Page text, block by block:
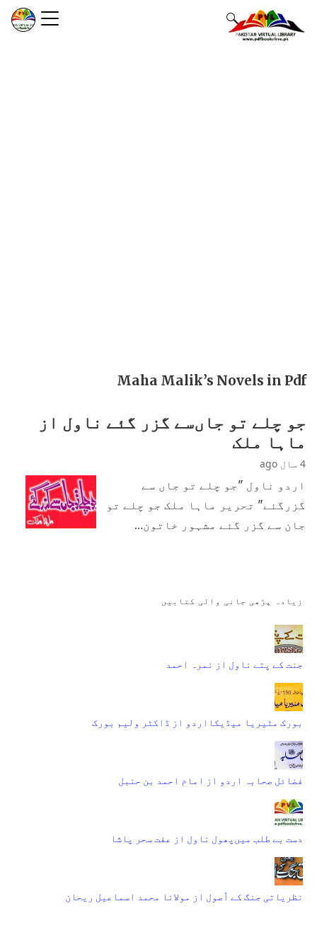
Maha Malik’s Novels in Pdf
جو چلے تو جاں‌سے گزر گئے ناول از
ماہا ملک
4 سال ago
اردو ناول "جو چلے تو جاں سے
گزرگئے" تحریر ماہا ملک جو چلے تو
جان سے گزر گئے مشہور خاتون…
زیادہ پڑھی جانی والی کتابیں
جنت کے پتے ناول از نمرہ احمد
بورک مٹیریا میڈیکااردو از ڈاکٹر ولیم بورک
فضائل صحابہ اردو از امام احمد بن حنبل
دست بے طلب میں‌پھول ناول از عفت سحر پاشا
نظریاتی جنگ کے اُصول از مولانا محمد اسماعیل ریحان